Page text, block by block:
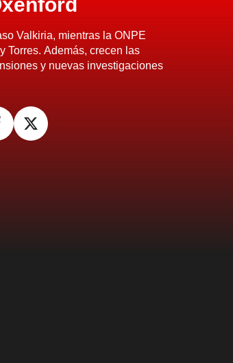
Valkiria, mientras la ONPE
Torres. Además, crecen las
y nuevas investigaciones